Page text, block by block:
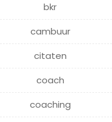
bkr
cambuur
citaten
coach
coaching